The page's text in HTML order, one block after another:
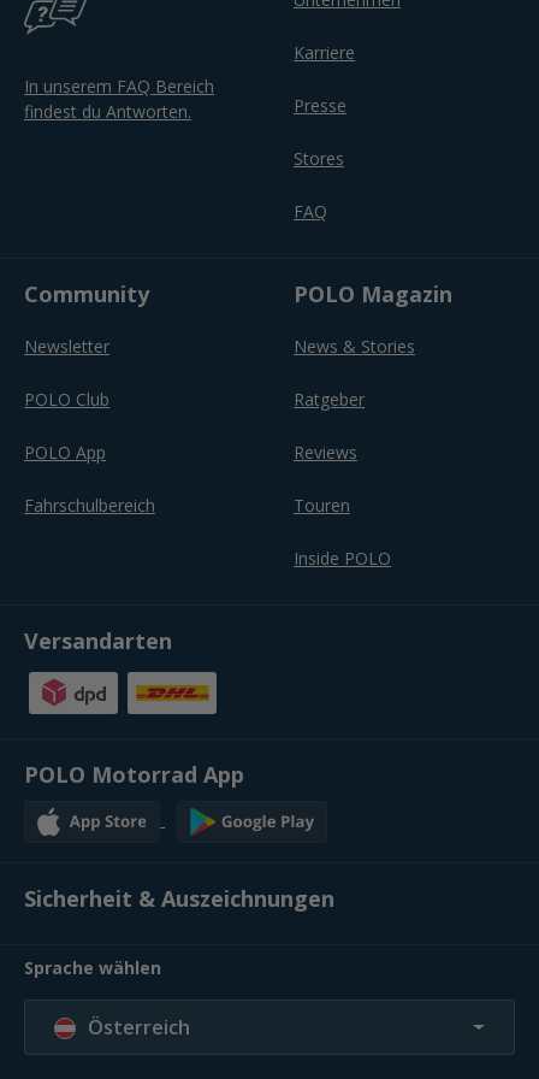
In unserem FAQ Bereich
findest du Antworten.
Karriere
Presse
Stores
FAQ
Community
Newsletter
POLO Club
POLO App
Fahrschulbereich
POLO Magazin
News & Stories
Ratgeber
Reviews
Touren
Inside POLO
Versandarten
POLO Motorrad App
Sicherheit & Auszeichnungen
Sprache wählen
Österreich